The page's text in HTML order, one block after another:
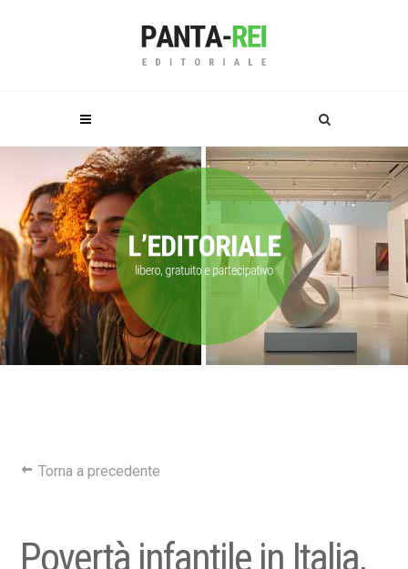
Torna a precedente
Povertà infantile in Italia,